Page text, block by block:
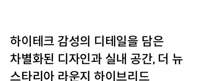
하이테크 감성의 디테일을 담은
차별화된 디자인과 실내 공간, 더 뉴
스타리아 라운지 하이브리드